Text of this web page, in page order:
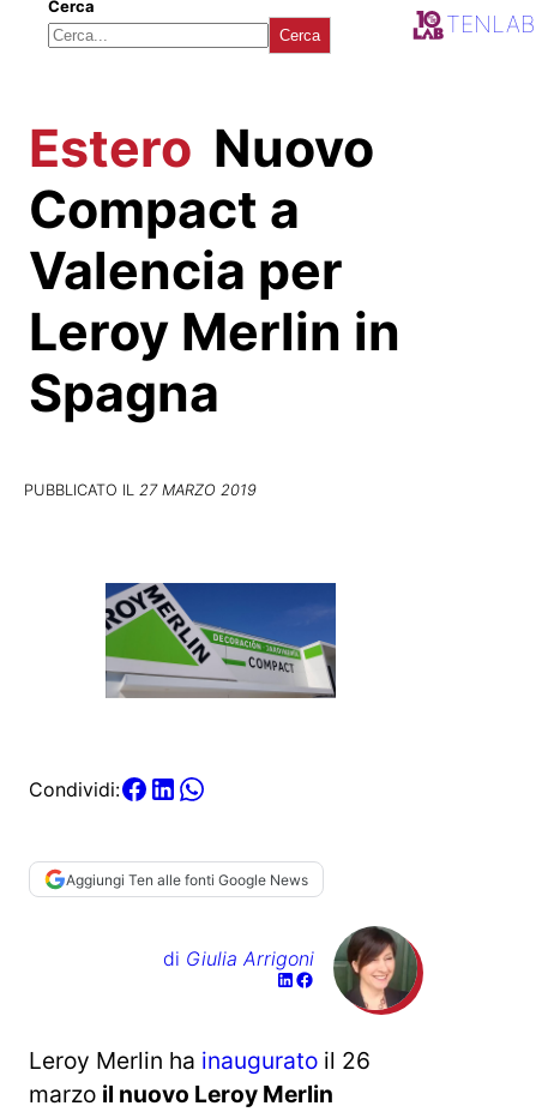
Cerca
Cerca TENLAB
Estero Nuovo
Compact a
Valencia per
Leroy Merlin in
Spagna
PUBBLICATO IL 27 MARZO 2019
Condividi:
Aggiungi Ten alle fonti Google News
di Giulia Arrigoni
Leroy Merlin ha inaugurato il 26
marzo il nuovo Leroy Merlin